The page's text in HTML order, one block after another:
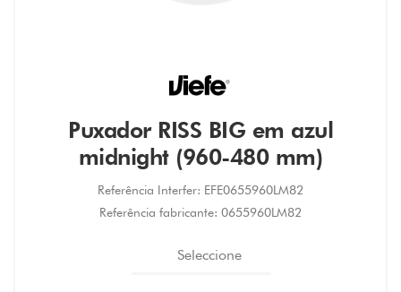
Puxador RISS BIG em azul
midnight (960-480 mm)
Referência Interfer: EFE0655960LM82
Referência fabricante: 0655960LM82
Seleccione